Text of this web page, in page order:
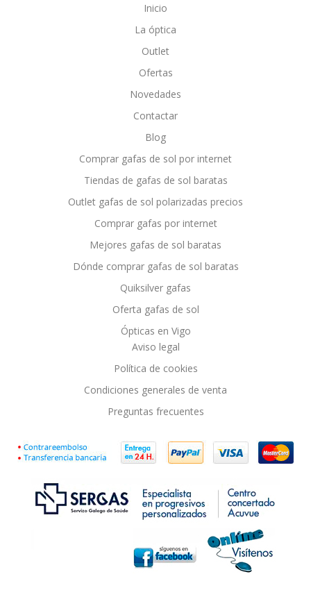
Inicio
La óptica
Outlet
Ofertas
Novedades
Contactar
Blog
Comprar gafas de sol por internet
Tiendas de gafas de sol baratas
Outlet gafas de sol polarizadas precios
Comprar gafas por internet
Mejores gafas de sol baratas
Dónde comprar gafas de sol baratas
Quiksilver gafas
Oferta gafas de sol
Ópticas en Vigo
Aviso legal
Política de cookies
Condiciones generales de venta
Preguntas frecuentes